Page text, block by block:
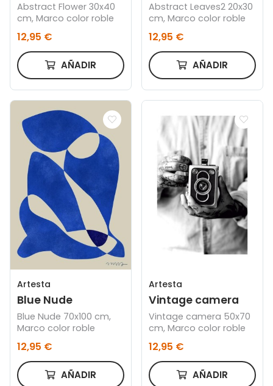
Abstract Flower 30x40
cm, Marco color roble
12,95 €
AÑADIR
Abstract Leaves2 20x30
cm, Marco color roble
12,95 €
AÑADIR
Artesta
Blue Nude
Blue Nude 70x100 cm,
Marco color roble
12,95 €
AÑADIR
Artesta
Vintage camera
Vintage camera 50x70
cm, Marco color roble
12,95 €
AÑADIR